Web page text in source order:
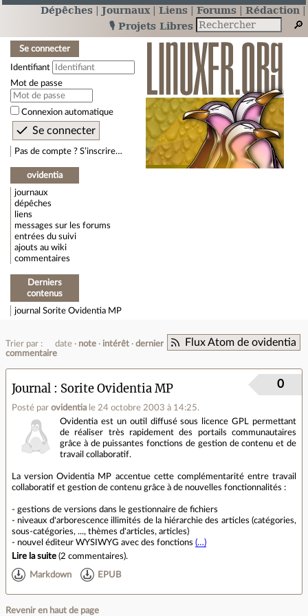
Dépêches Journaux Liens Forums
Rédaction
🎙️ Projets Libres
Se connecter
Identifiant
Mot de passe
Connexion automatique
Pas de compte ? S’inscrire…
ovidentia
journaux
dépêches
liens
messages sur les forums
entrées du suivi
ajouts au wiki
commentaires
Derniers
contenus
journal Sorite Ovidentia MP
Flux Atom de ovidentia
Trier par : date note intérêt
dernier
commentaire
Journal Sorite Ovidentia MP
Posté par ovidentia le 24 octobre 2003 à 14:25.
0
Ovidentia est un outil diffusé sous licence GPL permettant
de réaliser très rapidement des portails communautaires
grâce à de puissantes fonctions de gestion de contenu et de
travail collaboratif.
La version Ovidentia MP accentue cette complémentarité entre travail
collaboratif et gestion de contenu grâce à de nouvelles fonctionnalités :
- gestions de versions dans le gestionnaire de fichiers
- niveaux d'arborescence illimités de la hiérarchie des articles (catégories,
sous-catégories, ..., thèmes d'articles, articles)
- nouvel éditeur WYSIWYG avec des fonctions (…)
Lire la suite (2 commentaires).
Markdown EPUB
Revenir en haut de page